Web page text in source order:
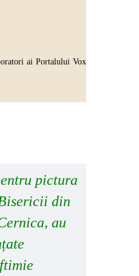
ai Portalului Vox
pictura
din
au